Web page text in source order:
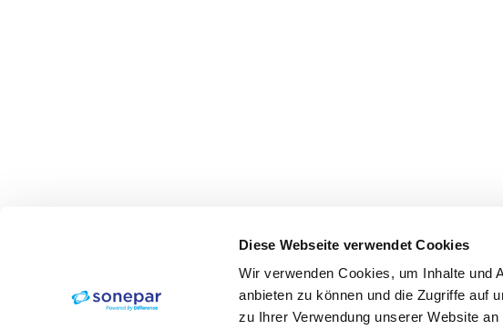
Diese Webseite verwendet Cookies
Wir verwenden Cookies, um Inhalte und
anbieten zu können und die Zugriffe auf
zu Ihrer Verwendung unserer Website